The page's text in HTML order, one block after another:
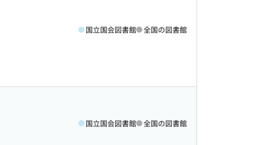
国立国会図書館 全国の図書館
国立国会図書館 全国の図書館